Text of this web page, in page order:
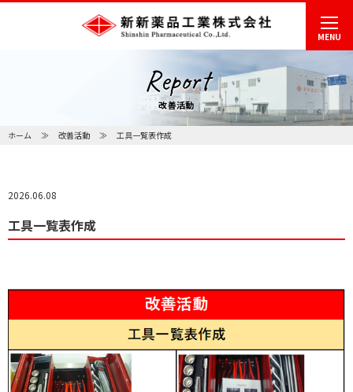
MENU
Report
改善活動
ホーム 改善活動 工具一覧表作成
2026.06.08
工具一覧表作成